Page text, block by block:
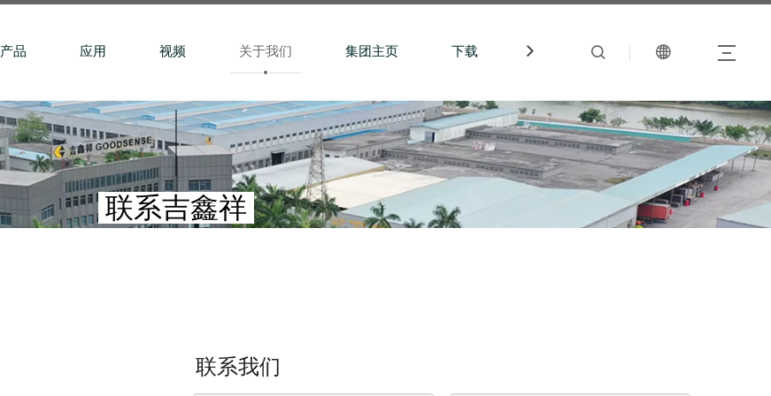
产品 应用 视频 关于我们 集团主页 下载 中文站
联系吉鑫祥
联系我们